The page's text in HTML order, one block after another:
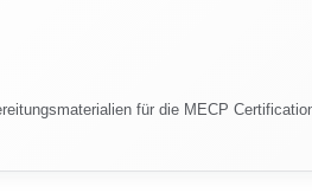
für die MECP